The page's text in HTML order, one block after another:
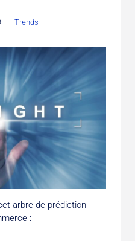
| Trends
arbre de prédiction
: